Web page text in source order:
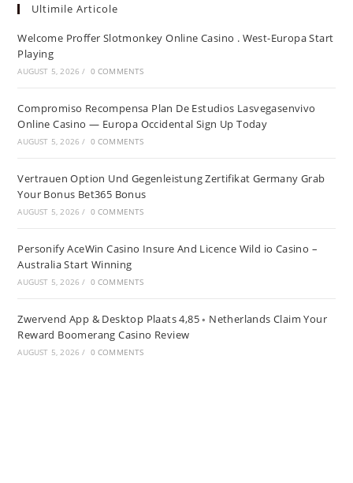
Ultimile Articole
Welcome Proffer Slotmonkey Online Casino . West-Europa Start
Playing
AUGUST 5, 2026 / 0 COMMENTS
Compromiso Recompensa Plan De Estudios Lasvegasenvivo
Online Casino — Europa Occidental Sign Up Today
AUGUST 5, 2026 / 0 COMMENTS
Vertrauen Option Und Gegenleistung Zertifikat Germany Grab
Your Bonus Bet365 Bonus
AUGUST 5, 2026 / 0 COMMENTS
Personify AceWin Casino Insure And Licence Wild io Casino –
Australia Start Winning
AUGUST 5, 2026 / 0 COMMENTS
Zwervend App & Desktop Plaats 4,85 ◦ Netherlands Claim Your
Reward Boomerang Casino Review
AUGUST 5, 2026 / 0 COMMENTS